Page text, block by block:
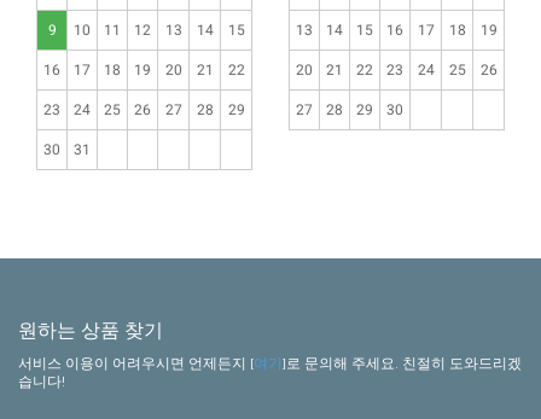
9 10 11 12 13 14 15
16 17 18 19 20 21 22
23 24 25 26 27 28 29
30 31
13 14 15 16 17 18 19
20 21 22 23 24 25 26
27 28 29 30
원하는 상품 찾기
서비스 이용이 어려우시면 언제든지 [여기]로 문의해 주세요. 친절히 도와드리겠
습니다!